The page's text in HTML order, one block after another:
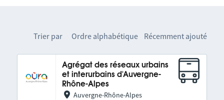
Trier par Ordre alphabétique Récemment ajouté
Agrégat des réseaux urbains
et interurbains d'Auvergne-
Rhône-Alpes
Auvergne-Rhône-Alpes